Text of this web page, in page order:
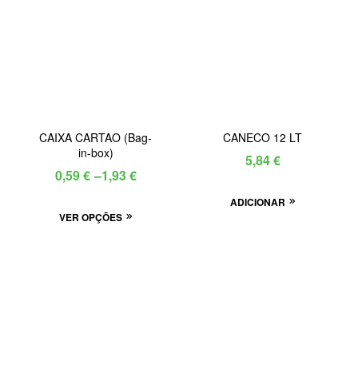
CAIXA CARTAO (Bag-
in-box)
0,59€ –1,93€
VER OPÇÕES
CANECO 12 LT
5,84€
ADICIONAR